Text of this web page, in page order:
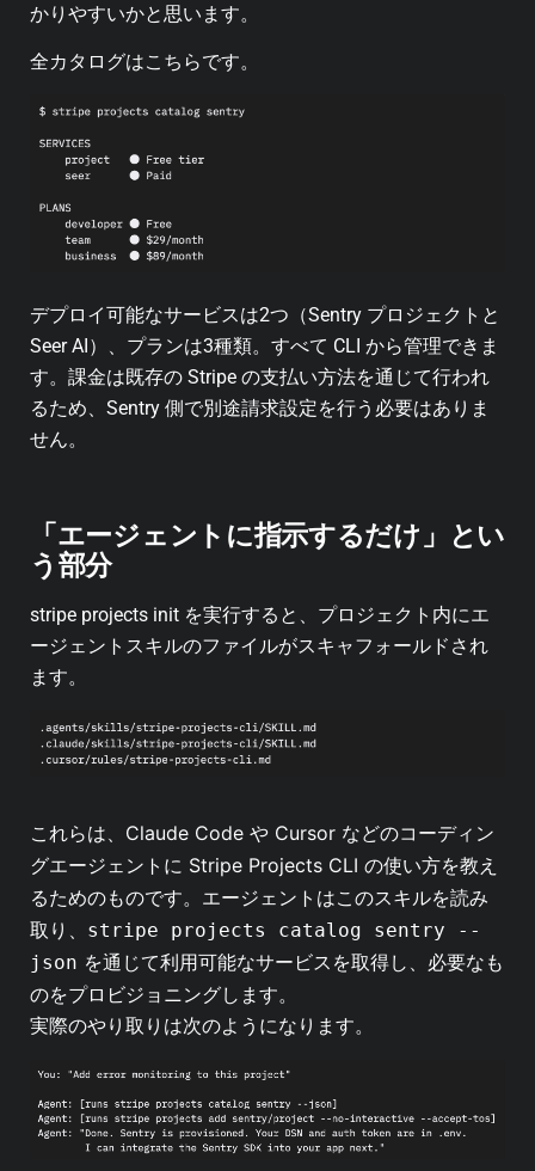
かりやすいかと思います。
全カタログはこちらです。
デプロイ可能なサービスは2つ（Sentry プロジェクトと
Seer AI）、プランは3種類。すべて CLI から管理できま
す。課金は既存の Stripe の支払い方法を通じて行われ
るため、Sentry 側で別途請求設定を行う必要はありま
せん。
「エージェントに指示するだけ」とい
う部分
stripe projects init を実行すると、プロジェクト内にエ
ージェントスキルのファイルがスキャフォールドされ
ます。
これらは、Claude Code や Cursor などのコーディン
グエージェントに Stripe Projects CLI の使い方を教え
るためのものです。エージェントはこのスキルを読み
取り、 stripe projects catalog sentry --
json を通じて利用可能なサービスを取得し、必要なも
のをプロビジョニングします。
実際のやり取りは次のようになります。